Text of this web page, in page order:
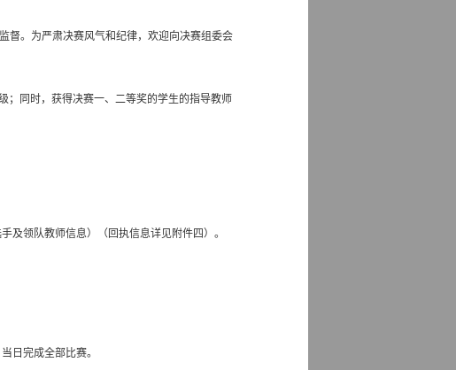
督。为严肃决赛风气和纪律，欢迎向决赛组委会
；同时，获得决赛一、二等奖的学生的指导教师
及领队教师信息）（回执信息详见附件四）。
日完成全部比赛。